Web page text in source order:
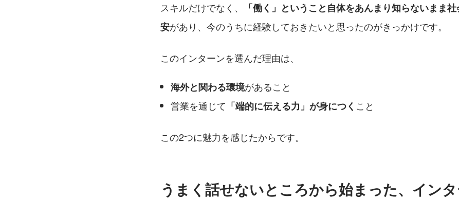
スキルだけでなく、
「働く」ということ自体をあんまり知らないまま
安があり、今のうちに経験しておきたいと思ったのがきっかけです。
このインターンを選んだ理由は、
海外と関わる環境があること
営業を通じて 「端的に伝える力」が身につく こと
この2つに魅力を感じたからです。
うまく話せないところから始まった、イン